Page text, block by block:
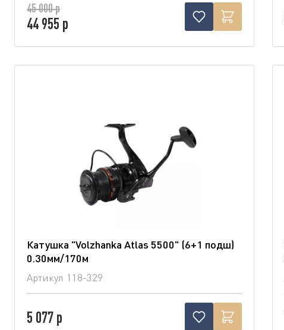
45 000 р
44 955 р
Катушка "Volzhanka Atlas 5500" (6+1 подш)
0.30мм/170м
Артикул 118-329
5 077 р